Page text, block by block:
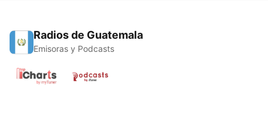
Radios de Guatemala
Emisoras y Podcasts